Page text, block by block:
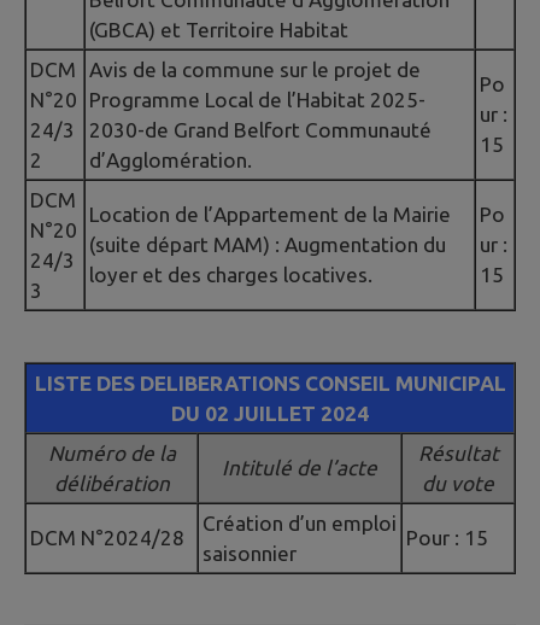
(GBCA) et Territoire Habitat
DCM
N°20
24/3
2
Avis de la commune sur le projet de
Programme Local de l’Habitat 2025-
2030-de Grand Belfort Communauté
d’Agglomération.
Po
ur :
15
DCM
N°20
24/3
3
Location de l’Appartement de la Mairie
(suite départ MAM) : Augmentation du
loyer et des charges locatives.
Po
ur :
15
LISTE DES DELIBERATIONS CONSEIL MUNICIPAL
DU 02 JUILLET 2024
Numéro de la
délibération
Intitulé de l’acte
Résultat
du vote
DCM N°2024/28
Création d’un emploi
saisonnier
Pour : 15